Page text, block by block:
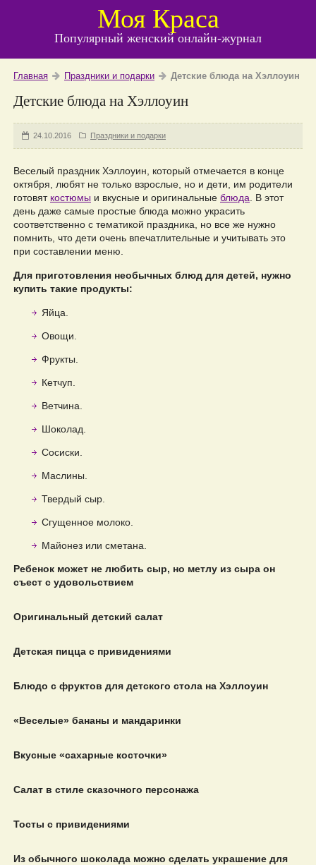
Моя Краса
Популярный женский онлайн-журнал
Главная Праздники и подарки Детские блюда на Хэллоуин
Детские блюда на Хэллоуин
24.10.2016 Праздники и подарки
Веселый праздник Хэллоуин, который отмечается в конце
октября, любят не только взрослые, но и дети, им родители
готовят костюмы и вкусные и оригинальные блюда . В этот
день даже самые простые блюда можно украсить
соответственно с тематикой праздника, но все же нужно
помнить, что дети очень впечатлительные и учитывать это
при составлении меню.
Для приготовления необычных блюд для детей, нужно
купить такие продукты:
Яйца.
Овощи.
Фрукты.
Кетчуп.
Ветчина.
Шоколад.
Сосиски.
Маслины.
Твердый сыр.
Сгущенное молоко.
Майонез или сметана.
Ребенок может не любить сыр, но метлу из сыра он
съест с удовольствием
Оригинальный детский салат
Детская пицца с привидениями
Блюдо с фруктов для детского стола на Хэллоуин
«Веселые» бананы и мандаринки
Вкусные «сахарные косточки»
Салат в стиле сказочного персонажа
Тосты с привидениями
Из обычного шоколада можно сделать украшение для